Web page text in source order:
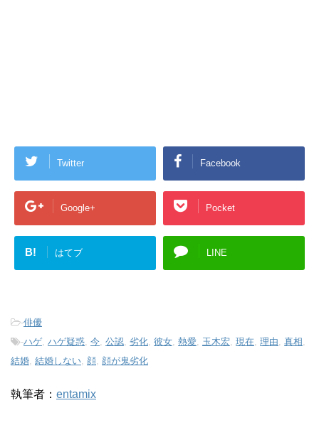
Twitter Facebook
Google+ Pocket
B! はてブ LINE
-俳優
-ハゲ ハゲ疑惑 今 公認 劣化 彼女 熱愛 玉木宏 現在 理由 真相
結婚 結婚しない 顔 顔が鬼劣化
執筆者： entamix